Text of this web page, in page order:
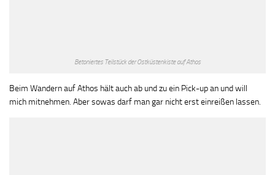
Betoniertes Teilstück der Ostküstenkiste auf Athos
Beim Wandern auf Athos hält auch ab und zu ein Pick-up an und will
mich mitnehmen. Aber sowas darf man gar nicht erst einreißen lassen.